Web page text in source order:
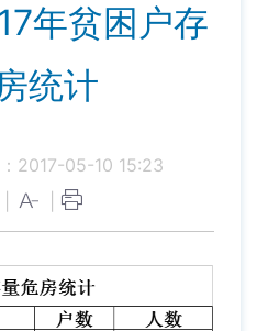
年贫困户存
统计
2017-05-10 15:23